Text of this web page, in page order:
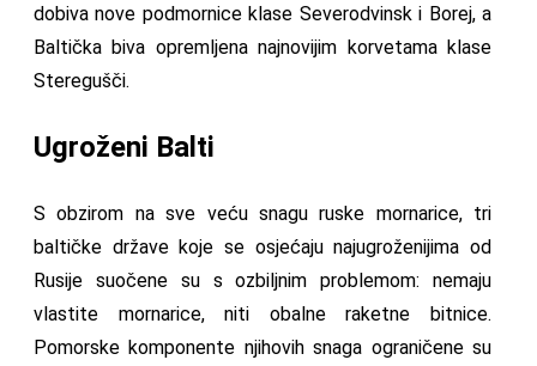
dobiva nove podmornice klase Severodvinsk i Borej, a
Baltička biva opremljena najnovijim korvetama klase
Steregušči.
Ugroženi Balti
S obzirom na sve veću snagu ruske mornarice, tri
baltičke države koje se osjećaju najugroženijima od
Rusije suočene su s ozbiljnim problemom: nemaju
vlastite mornarice, niti obalne raketne bitnice.
Pomorske komponente njihovih snaga ograničene su